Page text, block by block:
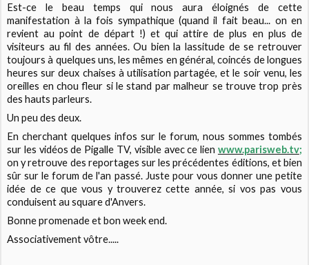
Est-ce le beau temps qui nous aura éloignés de cette
manifestation à la fois sympathique (quand il fait beau... on en
revient au point de départ !) et qui attire de plus en plus de
visiteurs au fil des années. Ou bien la lassitude de se retrouver
toujours à quelques uns, les mêmes en général, coincés de longues
heures sur deux chaises à utilisation partagée, et le soir venu, les
oreilles en chou fleur si le stand par malheur se trouve trop près
des hauts parleurs.
Un peu des deux.
En cherchant quelques infos sur le forum, nous sommes tombés
sur les vidéos de Pigalle TV, visible avec ce lien www.parisweb.tv;
on y retrouve des reportages sur les précédentes éditions, et bien
sûr sur le forum de l'an passé. Juste pour vous donner une petite
idée de ce que vous y trouverez cette année, si vos pas vous
conduisent au square d'Anvers.
Bonne promenade et bon week end.
Associativement vôtre.....